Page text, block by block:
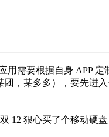
用需要根据自身 APP
，某多多），要先进
12 狠心买了个移动硬